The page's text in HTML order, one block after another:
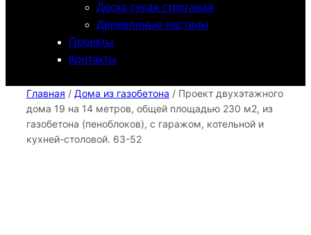
Доска сухая строганая
Деревянные настилы
Проекты
Контакты
Главная / Дома из газобетона / Проект двухэтажного
дома 19 на 14 метров, общей площадью 230 м2, из
газобетона (пеноблоков), c гаражом, котельной и
кухней-столовой. 63-52